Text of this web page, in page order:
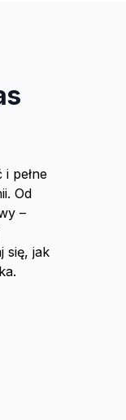
pełne
Od
–
się, jak